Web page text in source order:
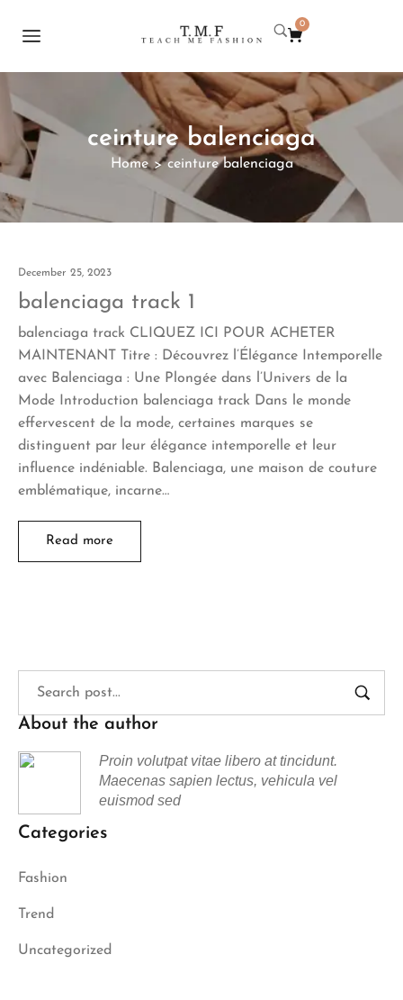
0
ceinture balenciaga
Home > ceinture balenciaga
December 25, 2023
balenciaga track 1
balenciaga track CLIQUEZ ICI POUR ACHETER
MAINTENANT Titre : Découvrez l’Élégance Intemporelle
avec Balenciaga : Une Plongée dans l’Univers de la
Mode Introduction balenciaga track Dans le monde
effervescent de la mode, certaines marques se
distinguent par leur élégance intemporelle et leur
influence indéniable. Balenciaga, une maison de couture
emblématique, incarne…
Read more
About the author
Proin volutpat vitae libero at tincidunt.
Maecenas sapien lectus, vehicula vel
euismod sed
Categories
Fashion
Trend
Uncategorized